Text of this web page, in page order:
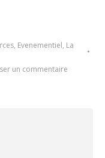
, Evenementiel, La
un commentaire